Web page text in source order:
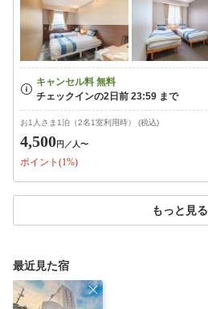
お1人さま1泊（2名1室利用時） (税込)
4,500円 ／人〜
ポイント(1%)
もっと見る
最近見た宿